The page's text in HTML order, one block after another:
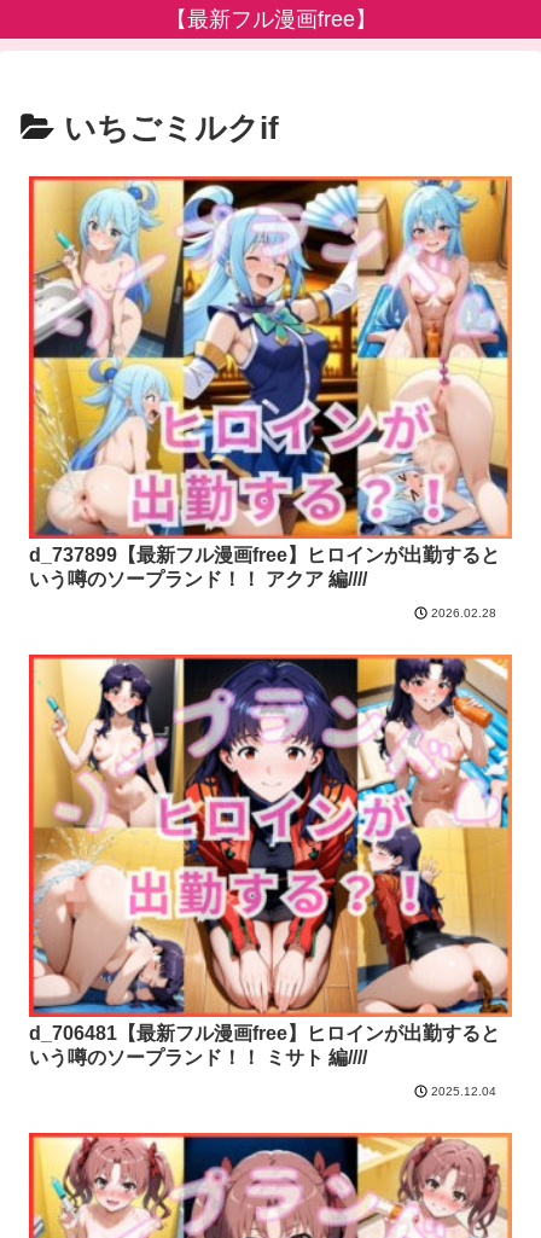
【最新フル漫画free】
いちごミルクif
d_737899【最新フル漫画free】ヒロインが出勤すると
いう噂のソープランド！！ アクア 編////
2026.02.28
d_706481【最新フル漫画free】ヒロインが出勤すると
いう噂のソープランド！！ ミサト 編////
2025.12.04